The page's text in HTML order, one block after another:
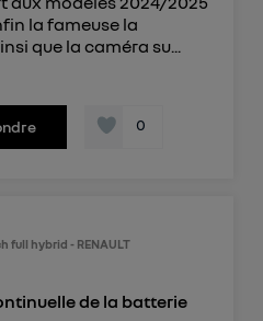
la fameuse la
que la caméra su...
0
full hybrid - RENAULT
de la batterie